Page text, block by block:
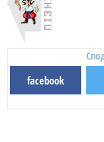
facebook